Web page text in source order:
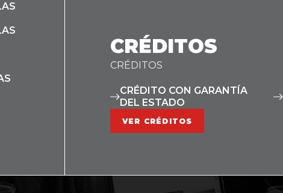
CRÉDITOS
CRÉDITOS
CRÉDITO CON GARANTÍA
DEL ESTADO
VER CRÉDITOS